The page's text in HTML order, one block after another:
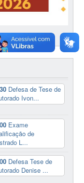
Defesa de Tese de
Ivon...
Exame
de
L...
Defesa Tese de
Denise ...